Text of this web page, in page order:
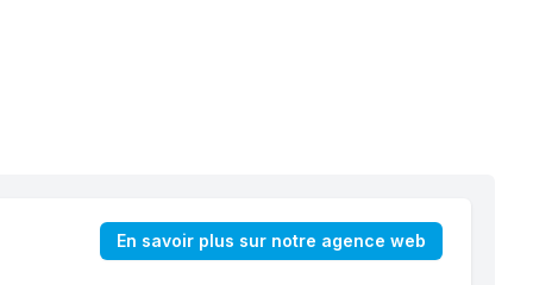
En savoir plus sur notre agence web